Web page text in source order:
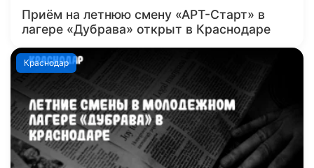
Приём на летнюю смену «АРТ-Старт» в
лагере «Дубрава» открыт в Краснодаре
Краснодар